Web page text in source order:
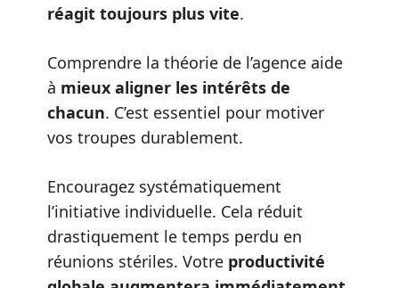
réagit toujours plus vite.
Comprendre la théorie de l’agenceaide
à mieux aligner les intérêts de
chacun. C’est essentiel pour motiver
vos troupes durablement.
Encouragez systématiquement
l’initiative individuelle. Cela réduit
drastiquement le temps perdu en
réunions stériles. Votre productivité